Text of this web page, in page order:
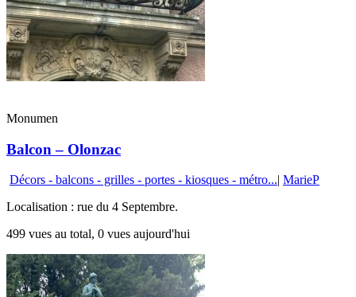
Monumen
Balcon – Olonzac
Décors - balcons - grilles - portes - kiosques - métro...| MarieP
Localisation : rue du 4 Septembre.
499 vues au total, 0 vues aujourd'hui